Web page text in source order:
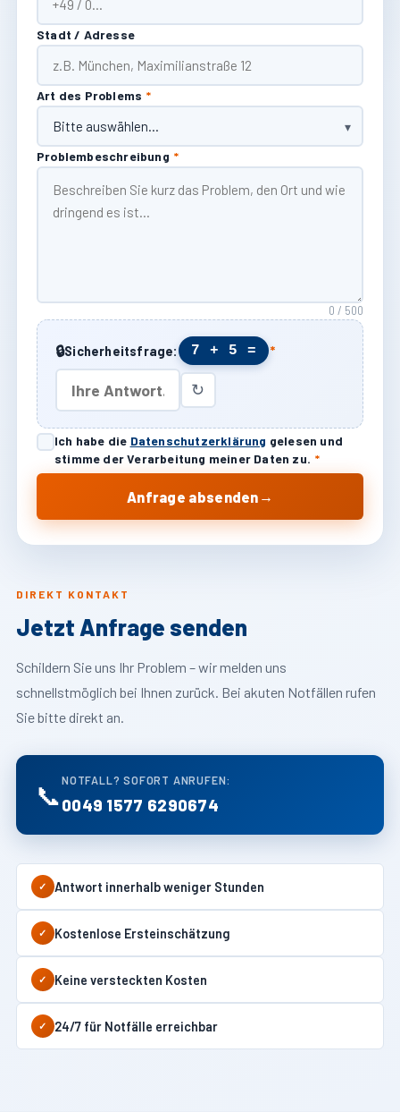
DIREKT KONTAKT
Jetzt Anfrage senden
Schildern Sie uns Ihr Problem – wir melden uns
schnellstmöglich bei Ihnen zurück. Bei akuten Notfällen rufen
Sie bitte direkt an.
📞 NOTFALL? SOFORT ANRUFEN:
0049 1577 6290674
✓ Antwort innerhalb weniger Stunden
✓ Kostenlose Ersteinschätzung
✓ Keine versteckten Kosten
✓ 24/7 für Notfälle erreichbar
Stadt / Adresse
Art des Problems *
Problembeschreibung *
0 / 500
🔒Sicherheitsfrage: 7 + 5 = *
↻
Ich habe die Datenschutzerklärung gelesen und
stimme der Verarbeitung meiner Daten zu. *
Anfrage absenden →